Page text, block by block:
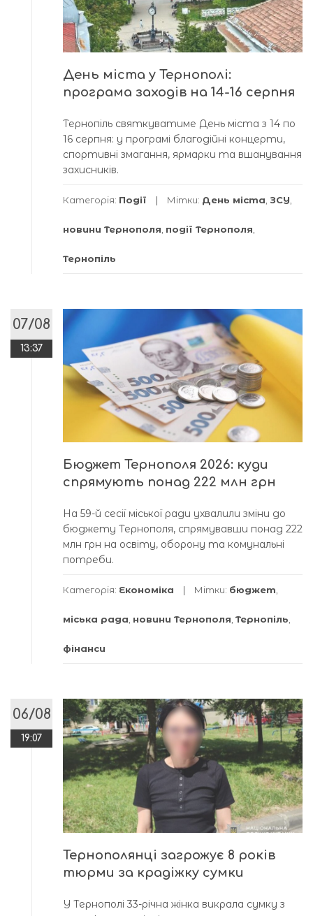
День міста у Тернополі:
програма заходів на 14-16 серпня
Тернопіль святкуватиме День міста з 14 по
16 серпня: у програмі благодійні концерти,
спортивні змагання, ярмарки та вшанування
захисників.
Категорія: Події Мітки: День міста ЗСУ
новини Тернополя події Тернополя
Тернопіль
07/08
13:37
Бюджет Тернополя 2026: куди
спрямують понад 222 млн грн
На 59-й сесії міської ради ухвалили зміни до
бюджету Тернополя, спрямувавши понад 222
млн грн на освіту, оборону та комунальні
потреби.
Категорія: Економіка Мітки: бюджет,
міська рада, новини Тернополя, Тернопіль,
фінанси
06/08
19:07
Тернополянці загрожує 8 років
тюрми за крадіжку сумки
У Тернополі 33-річна жінка викрала сумку з